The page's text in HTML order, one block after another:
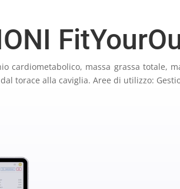
cardiometabolico, massa grassa totale,
torace alla caviglia. Aree di utilizzo: